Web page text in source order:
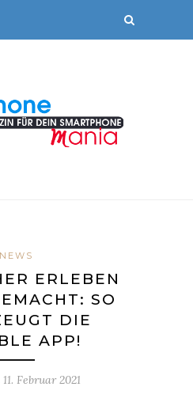
NEWS
ERLEBEN
SO
DIE
APP!
11. Februar 2021